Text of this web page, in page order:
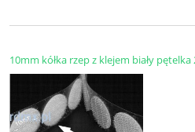
10mm kółka rzep z klejem biały